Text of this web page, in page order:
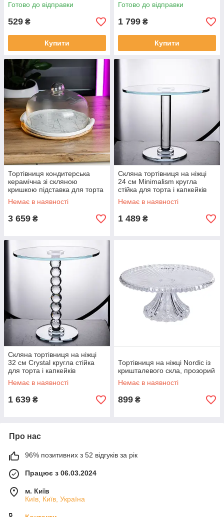
Готово до відправки
529 ₴
Купити
Готово до відправки
1 799 ₴
Купити
Тортівниця кондитерська
керамічна зі скляною
кришкою підставка для торта
капкейків тістечок Ø 29 см
Немає в наявності
3 659 ₴
Скляна тортівниця на ніжці
24 см Minimalism кругла
стійка для торта і капкейків
Немає в наявності
1 489 ₴
Скляна тортівниця на ніжці
32 см Crystal кругла стійка
для торта і капкейків
Немає в наявності
1 639 ₴
Тортівниця на ніжці Nordic із
кришталевого скла, прозорий
Немає в наявності
899 ₴
Про нас
96% позитивних з 52 відгуків за рік
Працює з 06.03.2024
м. Київ
Київ, Київ, Україна